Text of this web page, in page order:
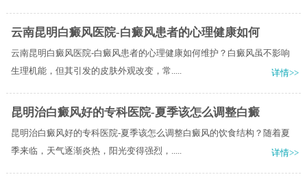
云南昆明白癜风医院-白癜风患者的心理健康如何
云南昆明白癜风医院-白癜风患者的心理健康如何维护？白癜风虽不影响
生理机能，但其引发的皮肤外观改变，常.....
详情>>
昆明治白癜风好的专科医院-夏季该怎么调整白癜
昆明治白癜风好的专科医院-夏季该怎么调整白癜风的饮食结构？随着夏
季来临，天气逐渐炎热，阳光变得强烈，.....
详情>>